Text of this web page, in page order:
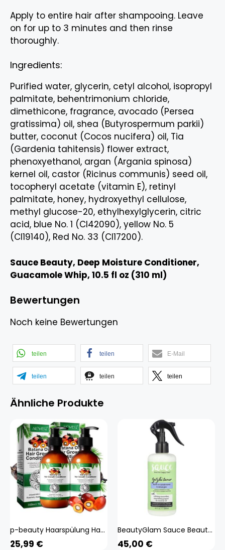
Apply to entire hair after shampooing. Leave
on for up to 3 minutes and then rinse
thoroughly.
Ingredients:
Purified water, glycerin, cetyl alcohol, isopropyl
palmitate, behentrimonium chloride,
dimethicone, fragrance, avocado (Persea
gratissima) oil, shea (Butyrospermum parkii)
butter, coconut (Cocos nucifera) oil, Tia
(Gardenia tahitensis) flower extract,
phenoxyethanol, argan (Argania spinosa)
kernel oil, castor (Ricinus communis) seed oil,
tocopheryl acetate (vitamin E), retinyl
palmitate, honey, hydroxyethyl cellulose,
methyl glucose-20, ethylhexylglycerin, citric
acid, blue No. 1 (CI42090), yellow No. 5
(CI19140), Red No. 33 (CI17200).
Sauce Beauty, Deep Moisture Conditioner,
Guacamole Whip, 10.5 fl oz (310 ml)
Bewertungen
Noch keine Bewertungen
teilen teilen E-Mail
teilen teilen teilen
Ähnliche Produkte
p-beauty Haarspülung Haar Conditioner Batana Rosmarin Öl Haarpflege Haarwachstum Vegan, 2x 300ml
25,99 €
BeautyGlam Sauce Beauty, Leave-In Conditioner & Detangler, Tzazy Tamer, 8 fl oz (236 ml)
45,00 €